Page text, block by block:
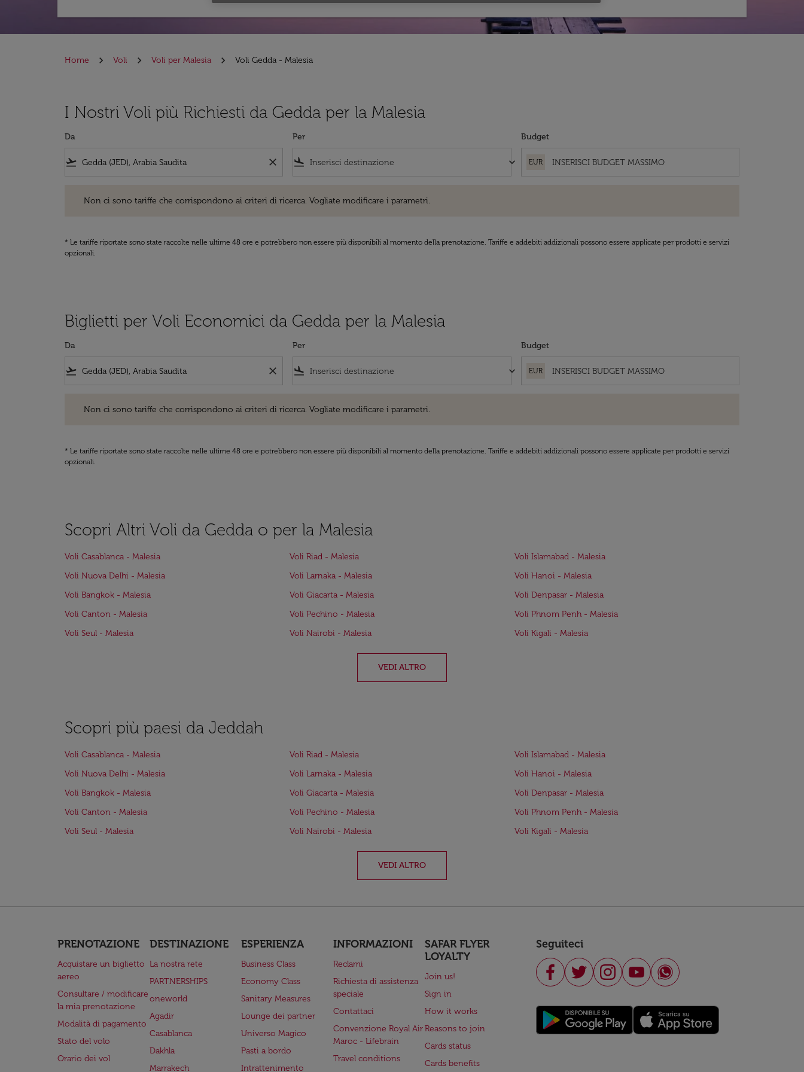
Home Voli Voli per Malesia Voli Gedda - Malesia
I Nostri Voli più Richiesti da Gedda per la Malesia
Da
flight_takeoff close
Per
flight_land keyboard_arrow_down
Budget
EUR
Non ci sono tariffe che corrispondono ai criteri di ricerca. Vogliate modificare i parametri.
* Le tariffe riportate sono state raccolte nelle ultime 48 ore e potrebbero non essere più disponibili al momento della prenotazione. Tariffe e addebiti addizionali possono essere applicate per prodotti e servizi
opzionali.
Biglietti per Voli Economici da Gedda per la Malesia
Da
flight_takeoff close
Per
flight_land keyboard_arrow_down
Budget
EUR
Non ci sono tariffe che corrispondono ai criteri di ricerca. Vogliate modificare i parametri.
* Le tariffe riportate sono state raccolte nelle ultime 48 ore e potrebbero non essere più disponibili al momento della prenotazione. Tariffe e addebiti addizionali possono essere applicate per prodotti e servizi
opzionali.
Scopri Altri Voli da Gedda o per la Malesia
Voli Casablanca - Malesia Voli Riad - Malesia
Voli Islamabad - Malesia
Voli Nuova Delhi - Malesia
Voli Larnaka - Malesia
Voli Hanoi - Malesia
Voli Bangkok - Malesia
Voli Giacarta - Malesia
Voli Denpasar - Malesia
Voli Canton - Malesia
Voli Pechino - Malesia
Voli Phnom Penh - Malesia
Voli Seul - Malesia
Voli Nairobi - Malesia Voli Kigali - Malesia
VEDI ALTRO
Scopri più paesi da Jeddah
Voli Casablanca - Malesia Voli Riad - Malesia
Voli Islamabad - Malesia
Voli Nuova Delhi - Malesia
Voli Larnaka - Malesia
Voli Hanoi - Malesia
Voli Bangkok - Malesia
Voli Giacarta - Malesia
Voli Denpasar - Malesia
Voli Canton - Malesia
Voli Pechino - Malesia
Voli Phnom Penh - Malesia
Voli Seul - Malesia
Voli Nairobi - Malesia Voli Kigali - Malesia
VEDI ALTRO
PRENOTAZIONE
Acquistare un biglietto
aereo
Consultare / modificare
la mia prenotazione
Modalità di pagamento
Stato del volo
Orario dei vol
DESTINAZIONE
La nostra rete
PARTNERSHIPS
oneworld
Agadir
Casablanca
Dakhla
Marrakech
ESPERIENZA
Business Class
Economy Class
Sanitary Measures
Lounge dei partner
Universo Magico
Pasti a bordo
Intrattenimento
INFORMAZIONI
Reclami
Richiesta di assistenza
speciale
Contattaci
Convenzione Royal Air
Maroc - Lifebrain
Travel conditions
SAFAR FLYER
LOYALTY
Join us!
Sign in
How it works
Reasons to join
Cards status
Cards benefits
Seguiteci